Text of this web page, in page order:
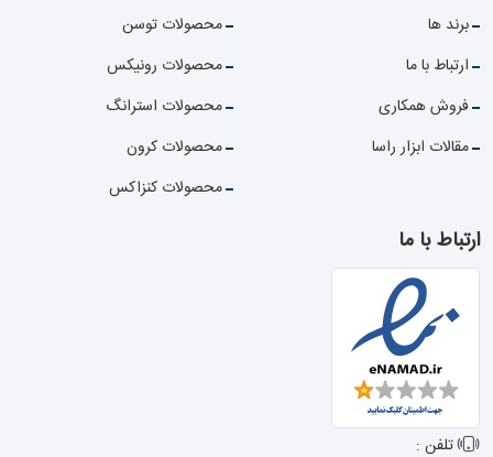
برند ها
ارتباط با ما
فروش همکاری
مقالات ابزار راسا
محصولات توسن
محصولات رونیکس
محصولات استرانگ
محصولات کرون
محصولات کنزاکس
ارتباط با ما
تلفن :